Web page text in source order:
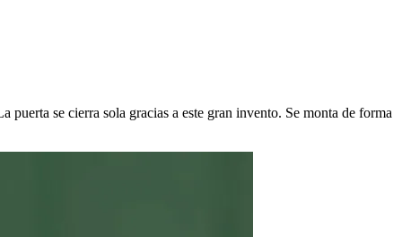
se cierra sola gracias a este gran invento. Se monta de forma